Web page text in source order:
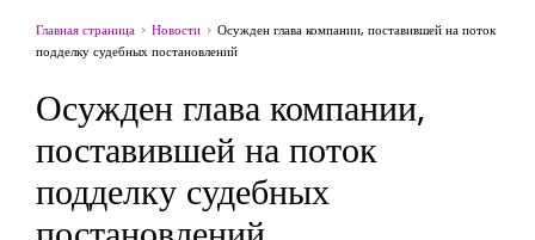
Главная страница Новости
Осужден глава компании, поставившей на поток
подделку судебных постановлений
Осужден глава компании,
поставившей на поток
подделку судебных